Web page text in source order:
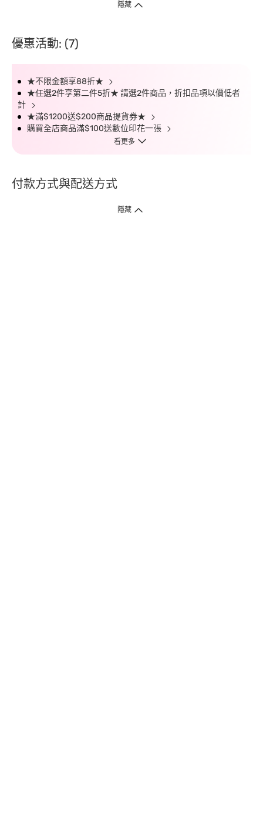
隱藏
優惠活動: (7)
★不限金額享88折★
★任選2件享第二件5折★ 請選2件商品，折扣品項以價低者
計
★滿$1200送$200商品提貨券★
購買全店商品滿$100送數位印花一張
看更多
付款方式與配送方式
隱藏